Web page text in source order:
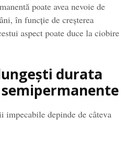
poate avea nevoie de
în funcție de creșterea
aspect poate duce la ciobire
durata
impecabile depinde de câteva